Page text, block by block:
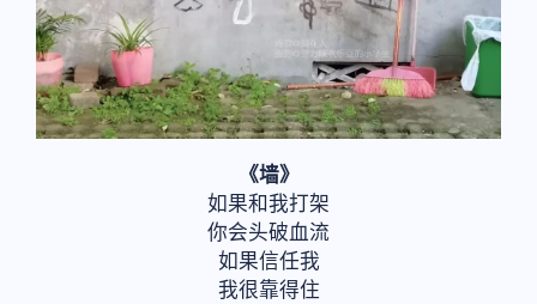
《墙》
如果和我打架
你会头破血流
如果信任我
我很靠得住